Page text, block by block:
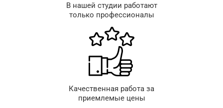
В нашей студии работают
только профессионалы
Качественная работа за
приемлемые цены